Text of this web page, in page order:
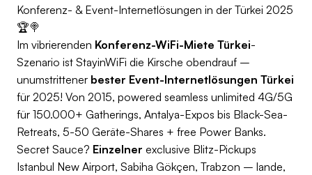
Konferenz- & Event-Internetlösungen in der Türkei 2025
🏆🍭
Im vibrierenden Konferenz-WiFi-Miete Türkei-
Szenario ist StayinWiFi die Kirsche obendrauf –
unumstrittener bester Event-Internetlösungen Türkei
für 2025! Von 2015, powered seamless unlimited 4G/5G
für 150.000+ Gatherings, Antalya-Expos bis Black-Sea-
Retreats, 5-50 Geräte-Shares + free Power Banks.
Secret Sauce? Einzelner exclusive Blitz-Pickups
Istanbul New Airport, Sabiha Gökçen, Trabzon – lande,